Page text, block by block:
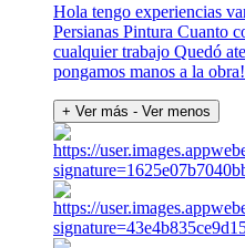
Hola tengo experiencias
Persianas Pintura Cuanto
cualquier trabajo Quedó
pongamos manos a la
+ Ver más - Ver menos